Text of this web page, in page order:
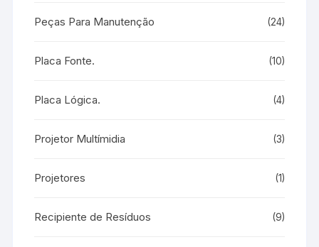
Peças Para Manutenção (24)
Placa Fonte. (10)
Placa Lógica. (4)
Projetor Multímidia (3)
Projetores (1)
Recipiente de Resíduos (9)